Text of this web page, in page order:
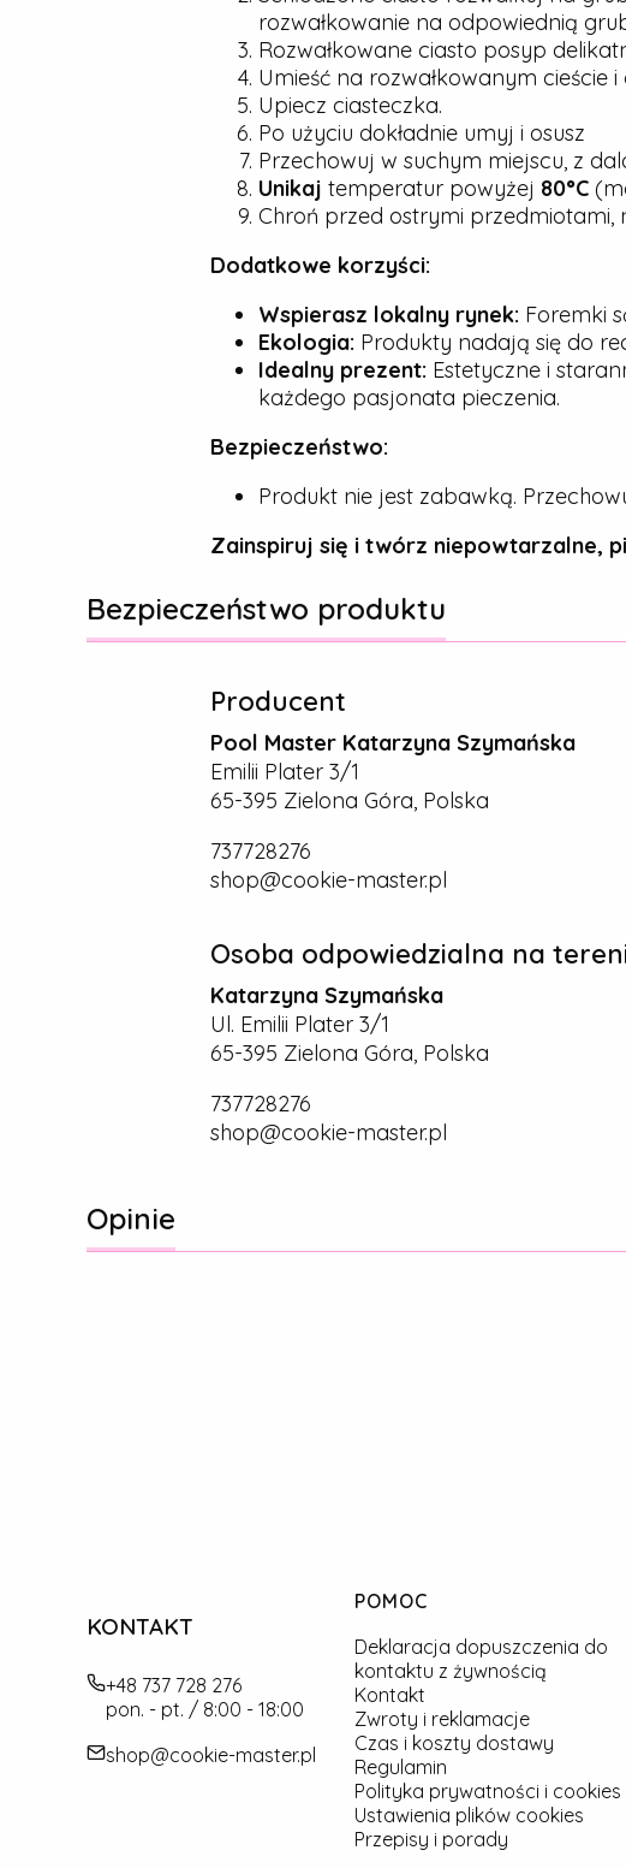
rozwałkowanie na odpowiednią
Rozwałkowane ciasto posyp
Umieść na rozwałkowanym cieście
Upiecz ciasteczka.
Po użyciu dokładnie umyj i osusz
Przechowuj w suchym miejscu, z
Unikaj temperatur powyżej 80°C
Chroń przed ostrymi przedmiotami,
Dodatkowe korzyści:
Wspierasz lokalny rynek: Foremki
Ekologia: Produkty nadają się do
Idealny prezent: Estetyczne i
każdego pasjonata pieczenia.
Bezpieczeństwo:
Produkt nie jest zabawką.
Zainspiruj się i twórz niepowtarzalne,
Bezpieczeństwo produktu
Producent
Pool Master Katarzyna Szymańska
Emilii Plater 3/1
65-395 Zielona Góra, Polska
737728276
shop@cookie-master.pl
Osoba odpowiedzialna na
Katarzyna Szymańska
Ul. Emilii Plater 3/1
65-395 Zielona Góra, Polska
737728276
shop@cookie-master.pl
Opinie
KONTAKT
+48 737 728 276
pon. - pt. / 8:00 - 18:00
shop@cookie-master.pl
Linki w stopce
POMOC
Deklaracja dopuszczenia do
kontaktu z żywnością
Kontakt
Zwroty i reklamacje
Czas i koszty dostawy
Regulamin
Polityka prywatności i cookies
Ustawienia plików cookies
Przepisy i porady